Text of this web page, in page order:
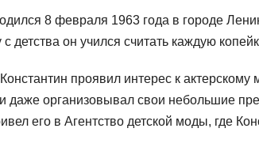
8 февраля 1963 года в городе
детства он учился считать каждую
проявил интерес к актерскому
даже организовывал свои небольшие
его в Агентство детской моды, где